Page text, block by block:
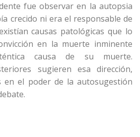
fue observar en la autopsia
crecido ni era el responsable de
causas patológicas que lo
en la muerte inminente
causa de su muerte.
sugieren esa dirección,
en el poder de la autosugestión